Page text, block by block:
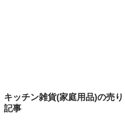
キッチン雑貨(家庭用品)の売
記事